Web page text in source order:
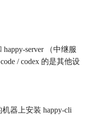
server （中继服
/ codex 的是其他设
机器上安装 happy-cli